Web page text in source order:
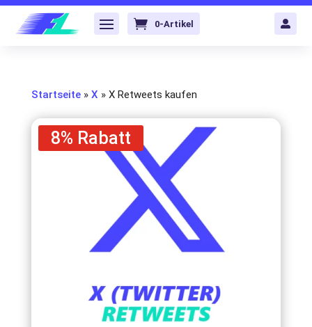
0-Artikel 
Startseite» X » X Retweets kaufen
8% Rabatt